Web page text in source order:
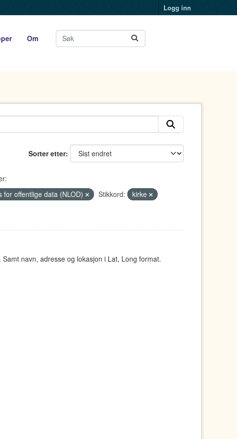
Logg inn
Om
Sorter etter
for offentlige data (NLOD) Stikkord:
kirke
navn, adresse og lokasjon i Lat, Long format.